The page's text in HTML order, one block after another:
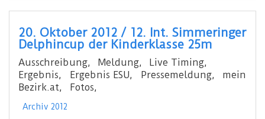
20. Oktober 2012 / 12. Int. Simmeringer
Delphincup der Kinderklasse 25m
Ausschreibung, Meldung, Live Timing,
Ergebnis, Ergebnis ESU, Pressemeldung, mein
Bezirk.at, Fotos,
Archiv 2012